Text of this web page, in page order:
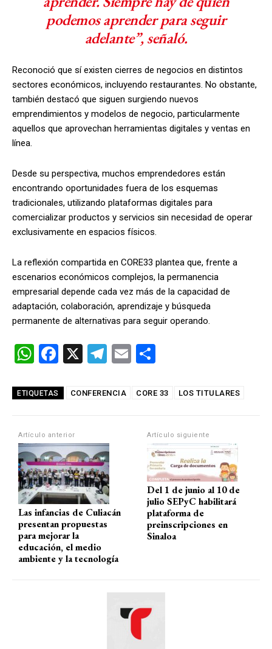
podemos aprender para seguir
adelante”, señaló.
Reconoció que sí existen cierres de negocios en distintos
sectores económicos, incluyendo restaurantes. No obstante,
también destacó que siguen surgiendo nuevos
emprendimientos y modelos de negocio, particularmente
aquellos que aprovechan herramientas digitales y ventas en
línea.
Desde su perspectiva, muchos emprendedores están
encontrando oportunidades fuera de los esquemas
tradicionales, utilizando plataformas digitales para
comercializar productos y servicios sin necesidad de operar
exclusivamente en espacios físicos.
La reflexión compartida en CORE33 plantea que, frente a
escenarios económicos complejos, la permanencia
empresarial depende cada vez más de la capacidad de
adaptación, colaboración, aprendizaje y búsqueda
permanente de alternativas para seguir operando.
W
at
A
p
p
F
ce
o
o
k
X
T
e
m
E
ail m
ar
tir
ETIQUETAS CONFERENCIA CORE 33 LOS TITULARES
Artículo anterior
Las infancias de Culiacán
presentan propuestas
para mejorar la
educación, el medio
ambiente y la tecnología
Artículo siguiente
Del 1 de junio al 10 de
julio SEPyC habilitará
plataforma de
preinscripciones en
Sinaloa